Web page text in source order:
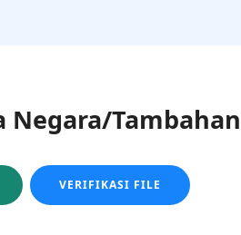
VERIFIKASI FILE